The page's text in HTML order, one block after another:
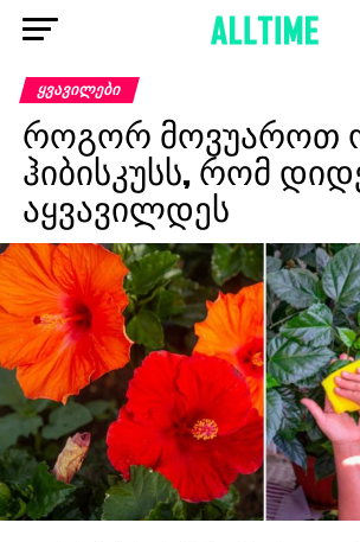
ᲧᲕᲐᲕᲘᲚᲔᲑᲘ
როგორ მოვუაროთ
ჰიბისკუსს, რომ
აყვავილდეს